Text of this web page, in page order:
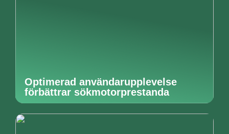
Optimerad användarupplevelse
förbättrar sökmotorprestanda